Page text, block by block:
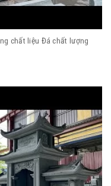
chất liệu Đá chất lượng